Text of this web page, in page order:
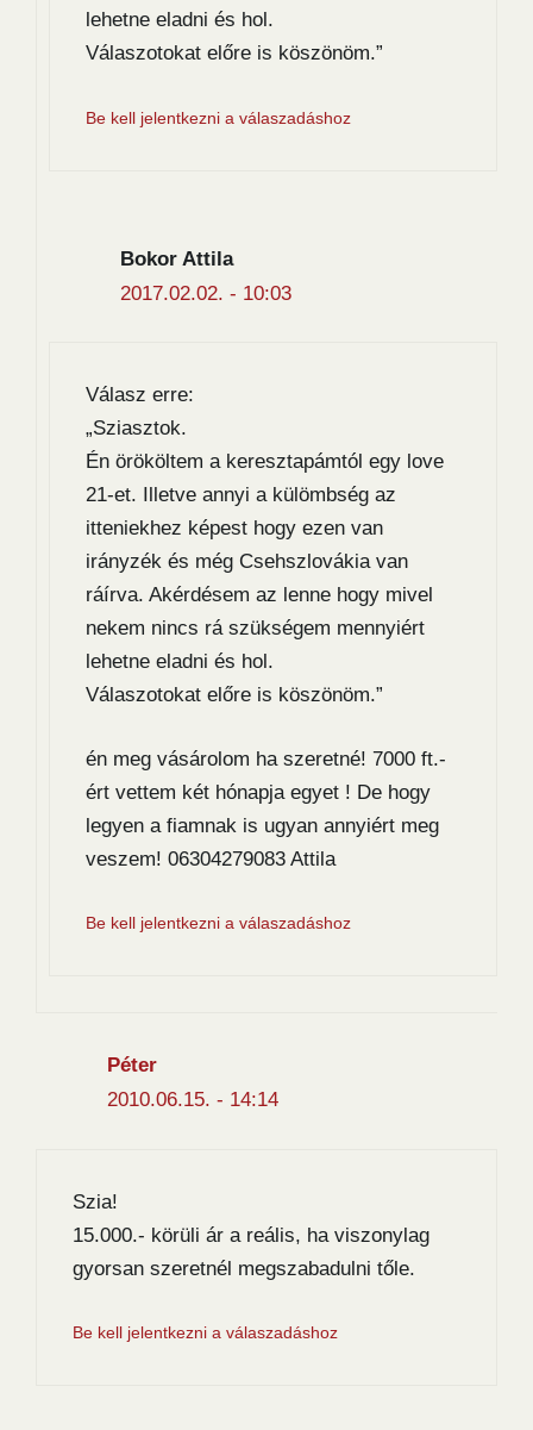
lehetne eladni és hol.
Válaszotokat előre is köszönöm.”
Be kell jelentkezni a válaszadáshoz
Bokor Attila
2017.02.02. - 10:03
Válasz erre:
„Sziasztok.
Én örököltem a keresztapámtól egy love
21-et. Illetve annyi a külömbség az
itteniekhez képest hogy ezen van
irányzék és még Csehszlovákia van
ráírva. Akérdésem az lenne hogy mivel
nekem nincs rá szükségem mennyiért
lehetne eladni és hol.
Válaszotokat előre is köszönöm.”
én meg vásárolom ha szeretné! 7000 ft.-
ért vettem két hónapja egyet ! De hogy
legyen a fiamnak is ugyan annyiért meg
veszem! 06304279083 Attila
Be kell jelentkezni a válaszadáshoz
Péter
2010.06.15. - 14:14
Szia!
15.000.- körüli ár a reális, ha viszonylag
gyorsan szeretnél megszabadulni tőle.
Be kell jelentkezni a válaszadáshoz